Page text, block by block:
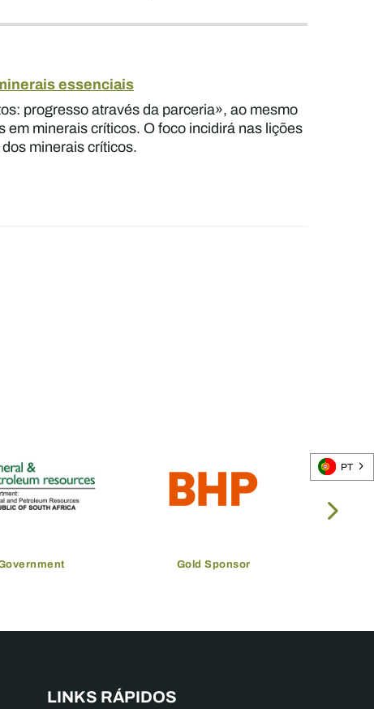
essenciais
progresso através da parceria», ao mesmo
minerais críticos. O foco incidirá nas lições
minerais críticos.
Gold Sponsor
LINKS RÁPIDOS
PT